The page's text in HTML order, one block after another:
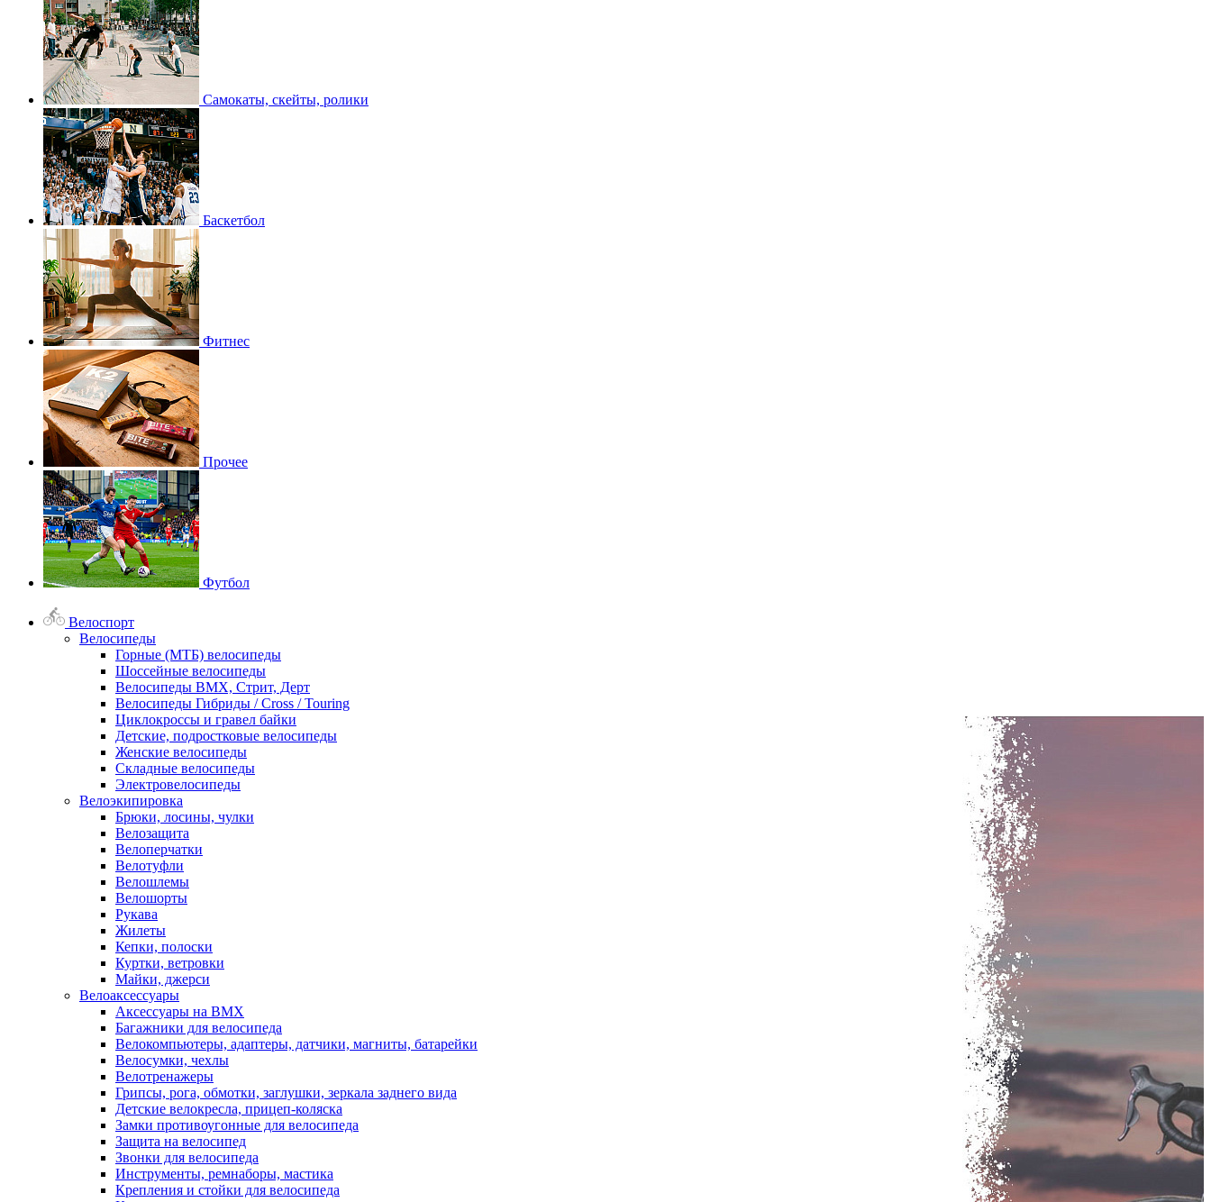
Самокаты, скейты, ролики
Баскетбол
Фитнес
Прочее
Футбол
Велоспорт
Велосипеды
Горные (МТБ) велосипеды
Шоссейные велосипеды
Велосипеды BMX, Стрит, Дерт
Велосипеды Гибриды / Cross / Touring
Циклокроссы и гравел байки
Детские, подростковые велосипеды
Женские велосипеды
Складные велосипеды
Электровелосипеды
Велоэкипировка
Брюки, лосины, чулки
Велозащита
Велоперчатки
Велотуфли
Велошлемы
Велошорты
Рукава
Жилеты
Кепки, полоски
Куртки, ветровки
Майки, джерси
Велоаксессуары
Аксессуары на BMX
Багажники для велосипеда
Велокомпьютеры, адаптеры, датчики, магниты, батарейки
Велосумки, чехлы
Велотренажеры
Грипсы, рога, обмотки, заглушки, зеркала заднего вида
Детские велокресла, прицеп-коляска
Замки противоугонные для велосипеда
Защита на велосипед
Звонки для велосипеда
Инструменты, ремнаборы, мастика
Крепления и стойки для велосипеда